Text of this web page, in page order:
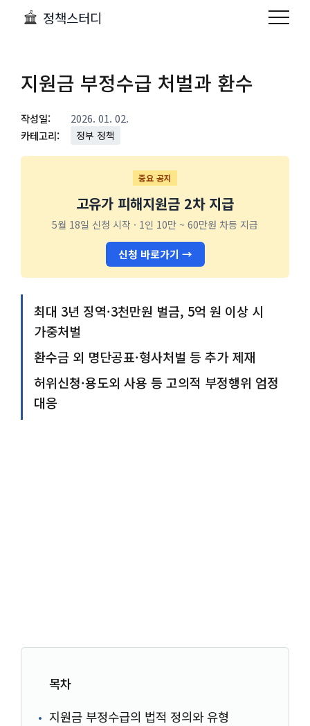
정책스터디
지원금 부정수급 처벌과 환수
작성일:
2026. 01. 02.
카테고리:
정부 정책
중요 공지
고유가 피해지원금 2차 지급
5월 18일 신청 시작 · 1인 10만 ~ 60만원 차등 지급
신청 바로가기 →
최대 3년 징역·3천만원 벌금, 5억 원 이상 시
가중처벌
환수금 외 명단공표·형사처벌 등 추가 제재
허위신청·용도외 사용 등 고의적 부정행위 엄정
대응
목차
지원금 부정수급의 법적 정의와 유형